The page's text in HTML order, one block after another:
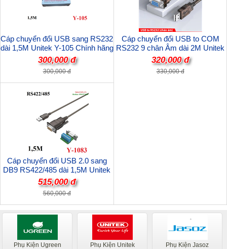
Cáp chuyển đổi USB sang RS232
dài 1,5M Unitek Y-105 Chính hãng
300,000 đ
300,000 đ
Cáp chuyển đổi USB to COM
RS232 9 chân Âm dài 2M Unitek
Y-105D Chip PL2303 cao cấp
320,000 đ
330,000 đ
Cáp chuyển đổi USB 2.0 sang
DB9 RS422/485 dài 1,5M Unitek
Y-1083 cao cấp
515,000 đ
560,000 đ
Phụ Kiện Ugreen Phụ Kiện Unitek Phụ Kiện Jasoz